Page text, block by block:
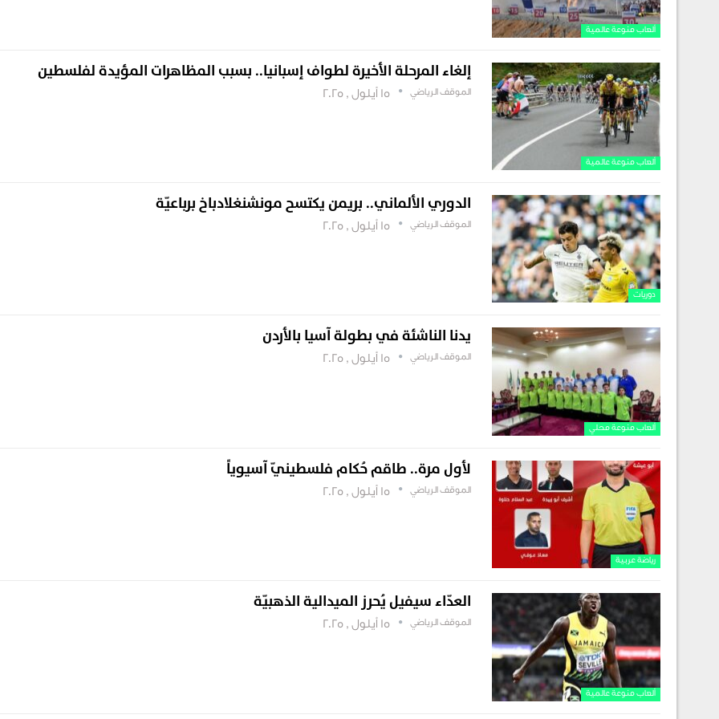
ألعاب منوعة عالمية
ألعاب منوعة عالمية
إلغاء المرحلة الأخيرة لطواف إسبانيا.. بسبب المظاهرات المؤيدة لفلسطين
الموقف الرياضي 15 أيلول , 2025
دوريات
الدوري الألماني.. بريمن يكتسح مونشنغلادباخ برباعيّة
الموقف الرياضي 15 أيلول , 2025
ألعاب منوعة محلي
يدنا الناشئة في بطولة آسيا بالأردن
الموقف الرياضي 15 أيلول , 2025
رياضة عربية
لأول مرة.. طاقم حُكام فلسطينيّ آسيوياً
الموقف الرياضي 15 أيلول , 2025
ألعاب منوعة عالمية
العدّاء سيفيل يُحرز الميدالية الذهبيّة
الموقف الرياضي 15 أيلول , 2025